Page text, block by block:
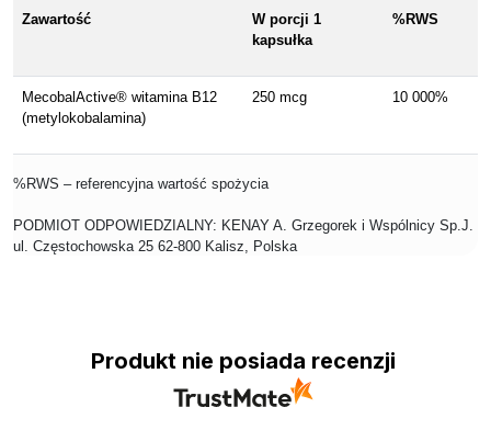
Zawartość
W porcji 1
kapsułka
%RWS
MecobalActive® witamina B12
(metylokobalamina)
250 mcg 10 000%
%RWS – referencyjna wartość spożycia
PODMIOT ODPOWIEDZIALNY: KENAY A. Grzegorek i Wspólnicy Sp.J.
ul. Częstochowska 25 62-800 Kalisz, Polska
Produkt nie posiada recenzji